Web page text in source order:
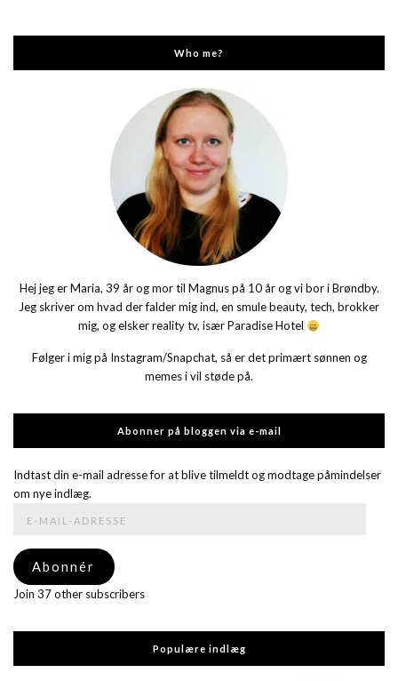
Who me?
Hej jeg er Maria, 39 år og mor til Magnus på 10 år og vi bor i Brøndby.
Jeg skriver om hvad der falder mig ind, en smule beauty, tech, brokker
mig, og elsker reality tv, især Paradise Hotel
Følger i mig på Instagram/Snapchat, så er det primært sønnen og
memes i vil støde på.
Abonner på bloggen via e-mail
Indtast din e-mail adresse for at blive tilmeldt og modtage påmindelser
om nye indlæg.
adresse
Abonnér
Join 37 other subscribers
Populære indlæg